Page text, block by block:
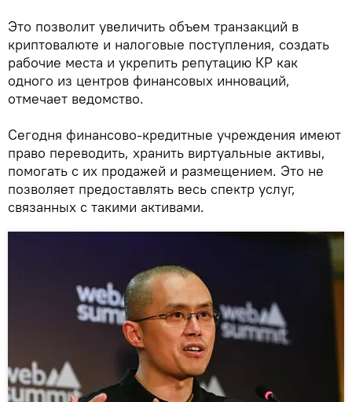
Это позволит увеличить объем транзакций в
криптовалюте и налоговые поступления, создать
рабочие места и укрепить репутацию КР как
одного из центров финансовых инноваций,
отмечает ведомство.
Сегодня финансово-кредитные учреждения имеют
право переводить, хранить виртуальные активы,
помогать с их продажей и размещением. Это не
позволяет предоставлять весь спектр услуг,
связанных с такими активами.